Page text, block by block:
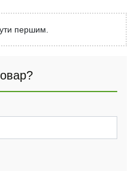
першим.